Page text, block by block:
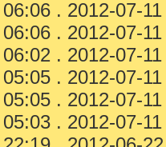
. 2012-07-
. 2012-07-
. 2012-07-
. 2012-07-
. 2012-07-
. 2012-07-